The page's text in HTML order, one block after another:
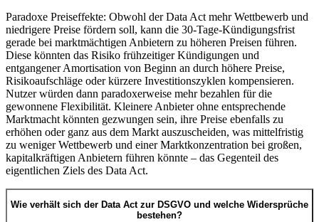
Paradoxe Preiseffekte: Obwohl der Data Act mehr Wettbewerb und
niedrigere Preise fördern soll, kann die 30-Tage-Kündigungsfrist
gerade bei marktmächtigen Anbietern zu höheren Preisen führen.
Diese könnten das Risiko frühzeitiger Kündigungen und
entgangener Amortisation von Beginn an durch höhere Preise,
Risikoaufschläge oder kürzere Investitionszyklen kompensieren.
Nutzer würden dann paradoxerweise mehr bezahlen für die
gewonnene Flexibilität. Kleinere Anbieter ohne entsprechende
Marktmacht könnten gezwungen sein, ihre Preise ebenfalls zu
erhöhen oder ganz aus dem Markt auszuscheiden, was mittelfristig
zu weniger Wettbewerb und einer Marktkonzentration bei großen,
kapitalkräftigen Anbietern führen könnte – das Gegenteil des
eigentlichen Ziels des Data Act.
Wie verhält sich der Data Act zur DSGVO und welche Widersprüche
bestehen?